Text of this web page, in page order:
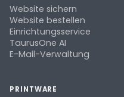
Website sichern
Website bestellen
Einrichtungsservice
TaurusOne AI
E-Mail-Verwaltung
PRINTWARE